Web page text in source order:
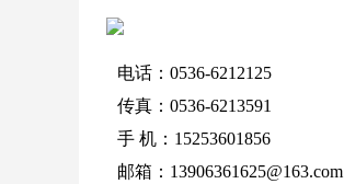
电话：0536-6212125
传真：0536-6213591
手 机：15253601856
邮箱：13906361625@163.com